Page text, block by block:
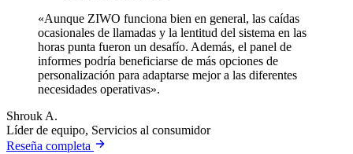
«Aunque ZIWO funciona bien en general, las caídas
ocasionales de llamadas y la lentitud del sistema en las
horas punta fueron un desafío. Además, el panel de
informes podría beneficiarse de más opciones de
personalización para adaptarse mejor a las diferentes
necesidades operativas».
Shrouk A.
Líder de equipo, Servicios al consumidor
Reseña completa